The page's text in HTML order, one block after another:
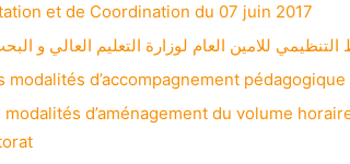
et de Coordination du 07 juin 2017
للامين العام لوزارة التعليم العالي و البحث العلمي
d’accompagnement
d’aménagement du volume